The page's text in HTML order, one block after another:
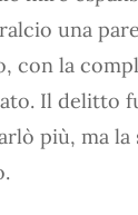
una
con la
Il delitto
più, ma la